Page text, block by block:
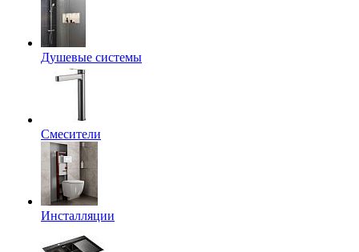
Душевые системы
Смесители
Инсталляции